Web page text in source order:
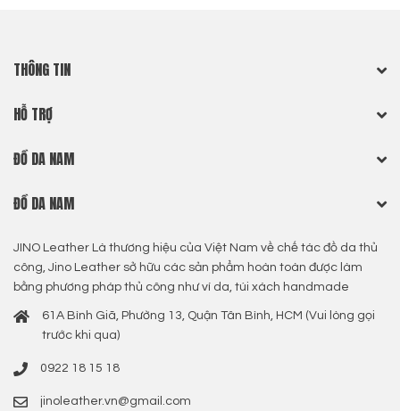
THÔNG TIN
HỖ TRỢ
ĐỒ DA NAM
ĐỒ DA NAM
JINO Leather Là thương hiệu của Việt Nam về chế tác đồ da thủ
công, Jino Leather sở hữu các sản phẩm hoàn toàn được làm
bằng phương pháp thủ công như ví da, túi xách handmade
61A Bình Giã, Phường 13, Quận Tân Bình, HCM (Vui lòng gọi
trước khi qua)
0922 18 15 18
jinoleather.vn@gmail.com